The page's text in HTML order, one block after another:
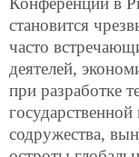
становится
часто
деятелей,
при разработке
содружества,